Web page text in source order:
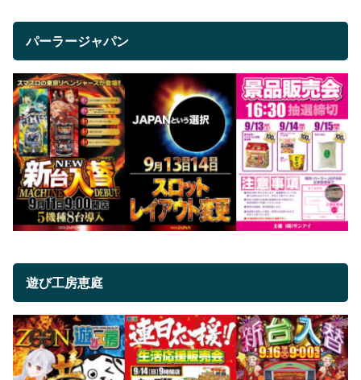
パーラージャパン
遊び工房恵庭